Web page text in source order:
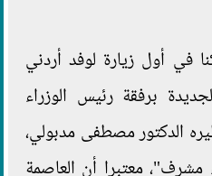
في أول زيارة لوفد أردني
برفقة رئيس الوزراء
الدكتور مصطفى مدبولي،
معتبرا أن العاصمة